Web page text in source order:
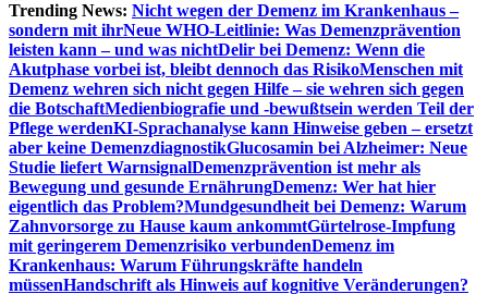
Trending News: Nicht wegen der Demenz im Krankenhaus –
sondern mit ihrNeue WHO-Leitlinie: Was Demenzprävention
leisten kann – und was nichtDelir bei Demenz: Wenn die
Akutphase vorbei ist, bleibt dennoch das RisikoMenschen mit
Demenz wehren sich nicht gegen Hilfe – sie wehren sich gegen
die BotschaftMedienbiografie und -bewußtsein werden Teil der
Pflege werdenKI-Sprachanalyse kann Hinweise geben – ersetzt
aber keine DemenzdiagnostikGlucosamin bei Alzheimer: Neue
Studie liefert WarnsignalDemenzprävention ist mehr als
Bewegung und gesunde ErnährungDemenz: Wer hat hier
eigentlich das Problem?Mundgesundheit bei Demenz: Warum
Zahnvorsorge zu Hause kaum ankommtGürtelrose-Impfung
mit geringerem Demenzrisiko verbundenDemenz im
Krankenhaus: Warum Führungskräfte handeln
müssenHandschrift als Hinweis auf kognitive Veränderungen?